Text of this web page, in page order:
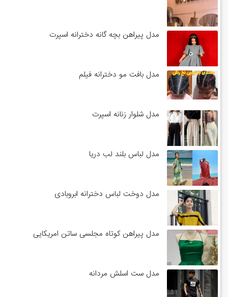
مدل پیراهن بچه گانه دخترانه اسپرت
مدل بافت مو دخترانه فیلم
مدل شلوار زنانه اسپرت
مدل لباس بلند لب دریا
مدل دوخت لباس دخترانه ابروبادی
مدل پیراهن کوتاه مجلسی ساتن امریکایی
مدل ست اسلش مردانه